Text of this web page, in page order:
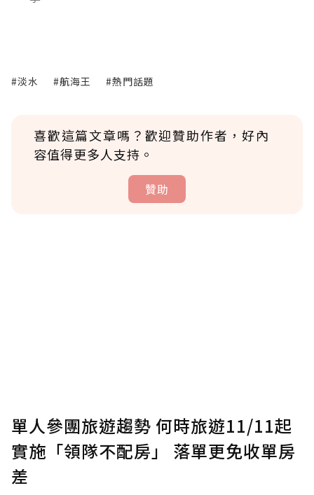
#淡水 #航海王 #熱門話題
喜歡這篇文章嗎？歡迎贊助作者，好內
容值得更多人支持。
贊助
確認送出
單人參團旅遊趨勢 何時旅遊11/11起
實施「領隊不配房」 落單更免收單房
差